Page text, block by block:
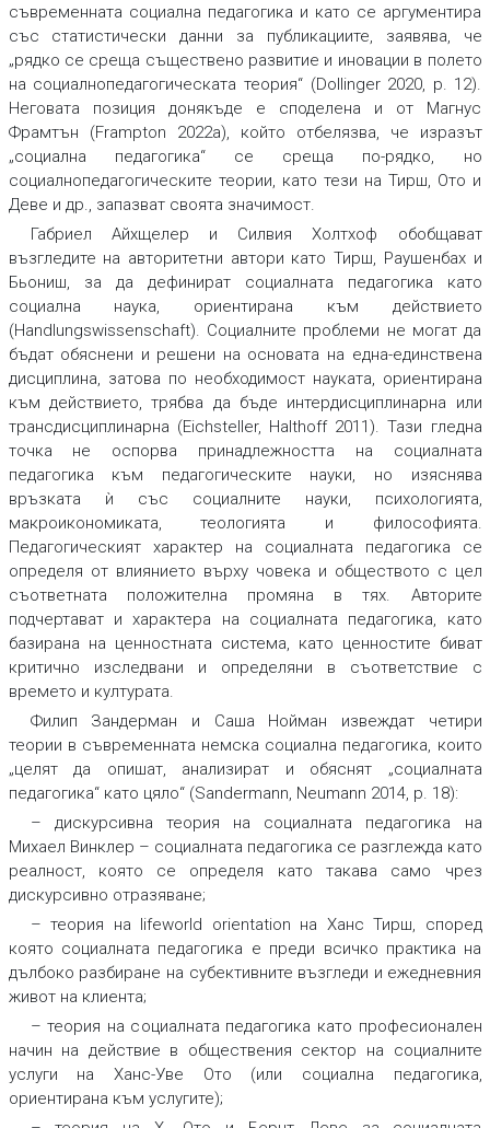
съвременната социална педагогика и като се аргументира
със статистически данни за публикациите, заявява, че
„рядко се среща съществено развитие и иновации в полето
на социалнопедагогическата теория“ (Dollinger 2020, p. 12).
Неговата позиция донякъде е споделена и от Магнус
Фрамтън (Frampton 2022а), който отбелязва, че изразът
„социална педагогика“ се среща по-рядко, но
социалнопедагогическите теории, като тези на Тирш, Ото и
Деве и др., запазват своята значимост.
Габриел Айхщелер и Силвия Холтхоф обобщават
възгледите на авторитетни автори като Тирш, Раушенбах и
Бьониш, за да дефинират социалната педагогика като
социална наука, ориентирана към действието
(Handlungswissenschaft). Социалните проблеми не могат да
бъдат обяснени и решени на основата на една-единствена
дисциплина, затова по необходимост науката, ориентирана
към действието, трябва да бъде интердисциплинарна или
трансдисциплинарна (Eichsteller, Halthoff 2011). Тази гледна
точка не оспорва принадлежността на социалната
педагогика към педагогическите науки, но изяснява
връзката ѝ със социалните науки, психологията,
макроикономиката, теологията и философията.
Педагогическият характер на социалната педагогика се
определя от влиянието върху човека и обществото с цел
съответната положителна промяна в тях. Авторите
подчертават и характера на социалната педагогика, като
базирана на ценностната система, като ценностите биват
критично изследвани и определяни в съответствие с
времето и културата.
Филип Зандерман и Саша Нойман извеждат четири
теории в съвременната немска социална педагогика, които
„целят да опишат, анализират и обяснят „социалната
педагогика“ като цяло“ (Sandermann, Neumann 2014, p. 18):
– дискурсивна теория на социалната педагогика на
Михаел Винклер – социалната педагогика се разглежда като
реалност, която се определя като такава само чрез
дискурсивно отразяване;
– теория на lifeworld orientation на Ханс Тирш, според
която социалната педагогика е преди всичко практика на
дълбоко разбиране на субективните възгледи и ежедневния
живот на клиента;
– теория на социалната педагогика като професионален
начин на действие в обществения сектор на социалните
услуги на Ханс-Уве Ото (или социална педагогика,
ориентирана към услугите);